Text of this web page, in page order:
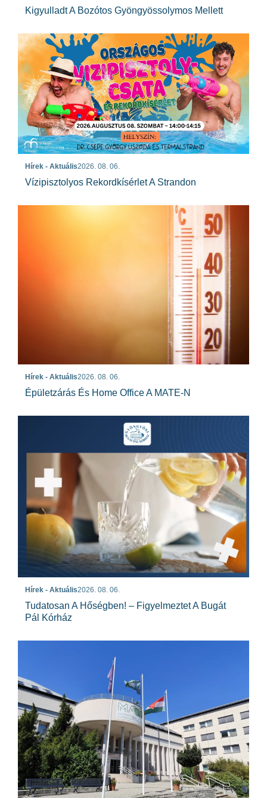
Kigyulladt A Bozótos Gyöngyössolymos Mellett
Hírek - Aktuális2026. 08. 06.
Vízipisztolyos Rekordkísérlet A Strandon
Hírek - Aktuális2026. 08. 06.
Épületzárás És Home Office A MATE-N
Hírek - Aktuális2026. 08. 06.
Tudatosan A Hőségben! – Figyelmeztet A Bugát
Pál Kórház